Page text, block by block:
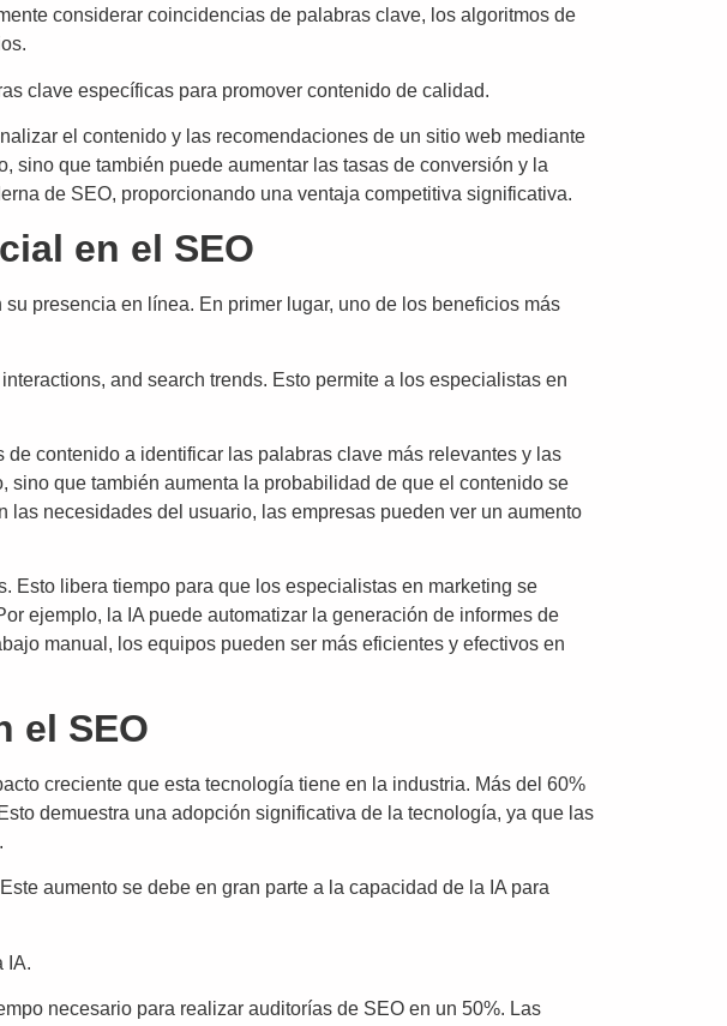
considerar coincidencias de palabras clave, los algoritmos de
clave específicas para promover contenido de calidad.
el contenido y las recomendaciones de un sitio web mediante
que también puede aumentar las tasas de conversión y la
de SEO, proporcionando una ventaja competitiva significativa.
en el SEO
presencia en línea. En primer lugar, uno de los beneficios más
and search trends. Esto permite a los especialistas en
contenido a identificar las palabras clave más relevantes y las
que también aumenta la probabilidad de que el contenido se
necesidades del usuario, las empresas pueden ver un aumento
Esto libera tiempo para que los especialistas en marketing se
ejemplo, la IA puede automatizar la generación de informes de
manual, los equipos pueden ser más eficientes y efectivos en
el SEO
creciente que esta tecnología tiene en la industria. Más del 60%
demuestra una adopción significativa de la tecnología, ya que las
aumento se debe en gran parte a la capacidad de la IA para
IA.
necesario para realizar auditorías de SEO en un 50%. Las